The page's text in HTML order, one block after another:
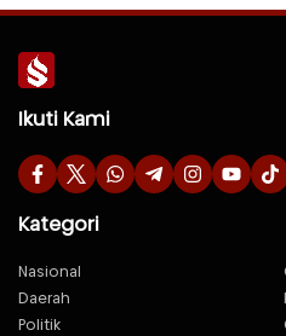
Ikuti Kami
Kategori
Nasional
Daerah
Politik